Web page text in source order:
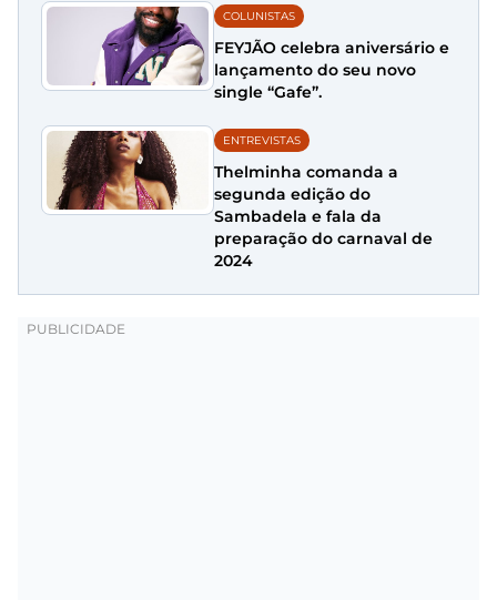
COLUNISTAS
FEYJÃO celebra aniversário e
lançamento do seu novo
single “Gafe”.
ENTREVISTAS
Thelminha comanda a
segunda edição do
Sambadela e fala da
preparação do carnaval de
2024